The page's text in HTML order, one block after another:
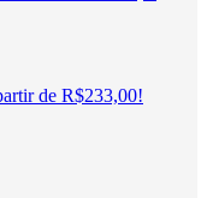
de R$233,00!